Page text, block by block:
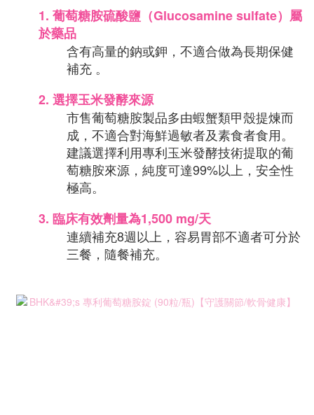
1. 葡萄糖胺硫酸鹽（Glucosamine sulfate）屬
於藥品
含有高量的鈉或鉀，不適合做為長期保健
補充 。
2. 選擇玉米發酵來源
市售葡萄糖胺製品多由蝦蟹類甲殼提煉而
成，不適合對海鮮過敏者及素食者食用。
建議選擇利用專利玉米發酵技術提取的葡
萄糖胺來源，純度可達99%以上，安全性
極高。
3. 臨床有效劑量為1,500 mg/天
連續補充8週以上，容易胃部不適者可分於
三餐，隨餐補充。